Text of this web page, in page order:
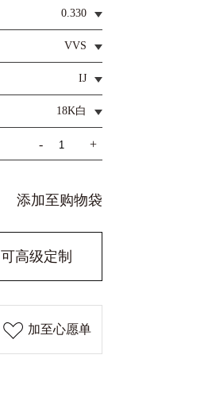
0.330
VVS
IJ
18K白
- +
添加至购物袋
可高级定制
加至心愿单